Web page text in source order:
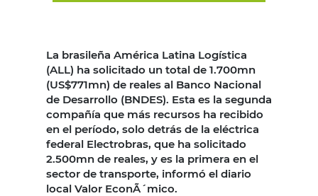
La brasileña América Latina Logística
(ALL) ha solicitado un total de 1.700mn
(US$771mn) de reales al Banco Nacional
de Desarrollo (BNDES). Esta es la segunda
compañía que más recursos ha recibido
en el período, solo detrás de la eléctrica
federal Electrobras, que ha solicitado
2.500mn de reales, y es la primera en el
sector de transporte, informó el diario
local Valor EconÃ´mico.